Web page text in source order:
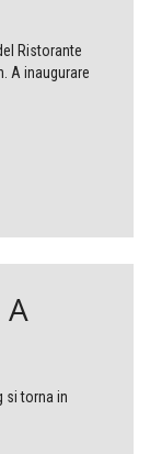
Ristorante
A inaugurare
A
si torna in